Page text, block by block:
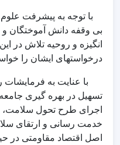
با توجه به پیشرفت
بی وقفه دانش آموختگان
انگیزه و روحیه تلاش در
درخواستهای ایشان را
با عنایت به فرمایشات
تسهیل در بهره گیری
اجرای طرح تحول سلامت،
خدمت رسانی و ارتقای
اصل اقتصاد مقاومتی در